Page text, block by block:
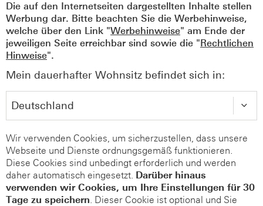
Die auf den Internetseiten dargestellten Inhalte stellen
Werbung dar. Bitte beachten Sie die Werbehinweise,
welche über den Link "Werbehinweise" am Ende der
jeweiligen Seite erreichbar sind sowie die "Rechtlichen
Hinweise".
Mein dauerhafter Wohnsitz befindet sich in:
Wir verwenden Cookies, um sicherzustellen, dass unsere
Webseite und Dienste ordnungsgemäß funktionieren.
Diese Cookies sind unbedingt erforderlich und werden
daher automatisch eingesetzt. Darüber hinaus
verwenden wir Cookies, um Ihre Einstellungen für 30
Tage zu speichern. Dieser Cookie ist optional und Sie